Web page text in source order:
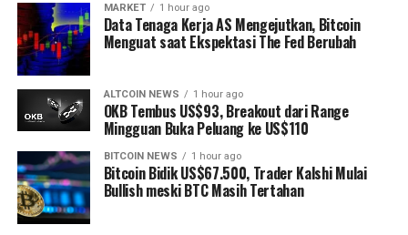
MARKET 1 hour ago
Data Tenaga Kerja AS Mengejutkan, Bitcoin
Menguat saat Ekspektasi The Fed Berubah
ALTCOIN NEWS 1 hour ago
OKB Tembus US$93, Breakout dari Range
Mingguan Buka Peluang ke US$110
BITCOIN NEWS 1 hour ago
Bitcoin Bidik US$67.500, Trader Kalshi Mulai
Bullish meski BTC Masih Tertahan